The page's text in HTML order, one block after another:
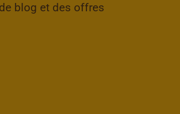
blog et des offres